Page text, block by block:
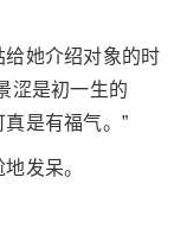
她介绍对象的时
涩是初一生的
是有福气。”
发呆。